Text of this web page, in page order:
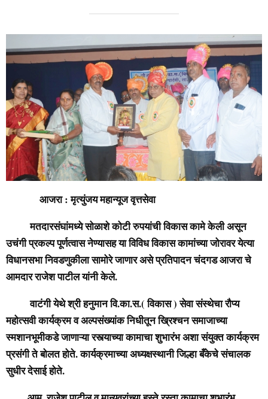
आजरा : मृत्युंजय महान्यूज वृत्तसेवा
मतदारसंघांमध्ये सोळाशे कोटी रुपयांची विकास कामे केली असून
उचंगी प्रकल्प पूर्णत्वास नेण्यासह या विविध विकास कामांच्या जोरावर येत्या
विधानसभा निवडणुकीला सामोरे जाणार असे प्रतिपादन चंदगड आजरा चे
आमदार राजेश पाटील यांनी केले.
वाटंगी येथे श्री हनुमान वि.का.स.( विकास ) सेवा संस्थेचा रौप्य
महोत्सवी कार्यक्रम व अल्पसंख्यांक निधीतून ख्रिश्चन समाजाच्या
स्मशानभूमीकडे जाणाऱ्या रस्त्याच्या कामाचा शुभारंभ अशा संयुक्त कार्यक्रम
प्रसंगी ते बोलत होते. कार्यक्रमाच्या अध्यक्षस्थानी जिल्हा बँकेचे संचालक
सुधीर देसाई होते.